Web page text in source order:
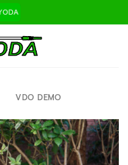
VDO DEMO